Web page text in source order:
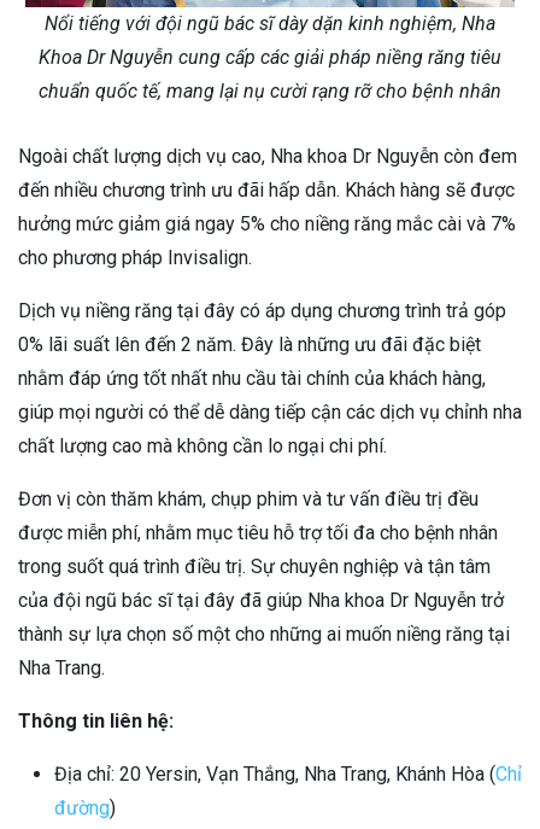
Nổi tiếng với đội ngũ bác sĩ dày dặn kinh nghiệm, Nha
Khoa Dr Nguyễn cung cấp các giải pháp niềng răng tiêu
chuẩn quốc tế, mang lại nụ cười rạng rỡ cho bệnh nhân
Ngoài chất lượng dịch vụ cao, Nha khoa Dr Nguyễn còn đem
đến nhiều chương trình ưu đãi hấp dẫn. Khách hàng sẽ được
hưởng mức giảm giá ngay 5% cho niềng răng mắc cài và 7%
cho phương pháp Invisalign.
Dịch vụ niềng răng tại đây có áp dụng chương trình trả góp
0% lãi suất lên đến 2 năm. Đây là những ưu đãi đặc biệt
nhằm đáp ứng tốt nhất nhu cầu tài chính của khách hàng,
giúp mọi người có thể dễ dàng tiếp cận các dịch vụ chỉnh nha
chất lượng cao mà không cần lo ngại chi phí.
Đơn vị còn thăm khám, chụp phim và tư vấn điều trị đều
được miễn phí, nhằm mục tiêu hỗ trợ tối đa cho bệnh nhân
trong suốt quá trình điều trị. Sự chuyên nghiệp và tận tâm
của đội ngũ bác sĩ tại đây đã giúp Nha khoa Dr Nguyễn trở
thành sự lựa chọn số một cho những ai muốn niềng răng tại
Nha Trang.
Thông tin liên hệ:
Địa chỉ: 20 Yersin, Vạn Thắng, Nha Trang, Khánh Hòa (Chỉ
đường)